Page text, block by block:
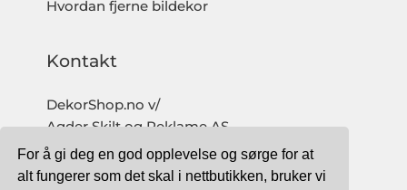
For å gi deg en god opplevelse og sørge for at
alt fungerer som det skal i nettbutikken, bruker vi
Hvordan fjerne bildekor
Kontakt
DekorShop.no v/
Agder Skilt og Reklame AS
Org. nr: 997 633 016 MVA
salg@dekorshop.no